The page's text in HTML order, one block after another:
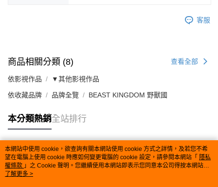
客服
商品相關分類 (8) 查看全部
依影視作品 ▼其他影視作品
依收藏品牌 品牌全覽 BEAST KINGDOM 野獸國
本分類熱銷全站排行
熱門標籤
本網站中使用 cookie，欲查詢有關本網站使用 cookie 方式之詳情，及若您不希
望在電腦上使用 cookie 時應如何變更電腦的 cookie 設定，請參閱本網站「 隱私
權條款 」之 Cookie 聲明。您繼續使用本網站即表示您同意本公司得按本網站使
用條款之 Cookie 聲明使用 cookie。
了解更多 >